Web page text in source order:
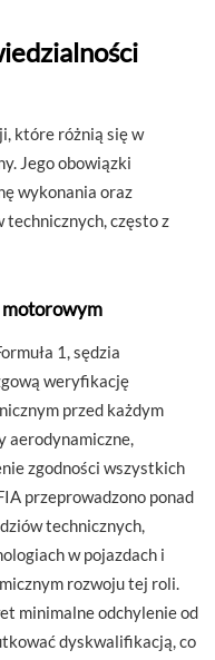
które różnią się w
Jego obowiązki
wykonania oraz
często z
motorowym
1, sędzia
weryfikację
przed każdym
aerodynamiczne,
zgodności wszystkich
przeprowadzono ponad
technicznych,
w pojazdach i
rozwoju tej roli.
minimalne odchylenie od
dyskwalifikacją, co